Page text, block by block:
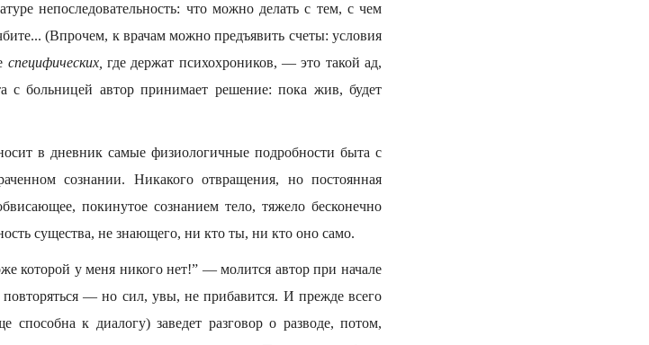
непоследовательность: что можно делать с тем, с чем
(Впрочем, к врачам можно предъявить счеты: условия
специфических, где держат психохроников, — это такой ад,
с больницей автор принимает решение: пока жив, будет
в дневник самые физиологичные подробности быта с
сознании. Никакого отвращения, но постоянная
покинутое сознанием тело, тяжело бесконечно
существа, не знающего, ни кто ты, ни кто оно само.
которой у меня никого нет!” — молится автор при начале
— но сил, увы, не прибавится. И прежде всего
к диалогу) заведет разговор о разводе, потом,